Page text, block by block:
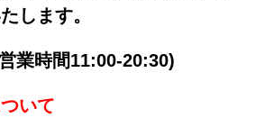
します。
業時間11:00-20:30)
いて